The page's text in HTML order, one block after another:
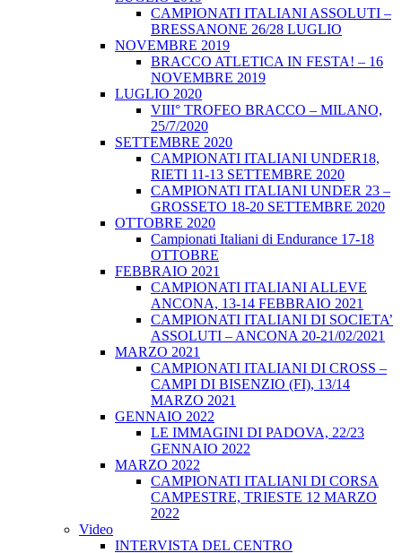
CAMPIONATI ITALIANI ASSOLUTI –
BRESSANONE 26/28 LUGLIO
NOVEMBRE 2019
BRACCO ATLETICA IN FESTA! – 16
NOVEMBRE 2019
LUGLIO 2020
VIII° TROFEO BRACCO – MILANO,
25/7/2020
SETTEMBRE 2020
CAMPIONATI ITALIANI UNDER18,
RIETI 11-13 SETTEMBRE 2020
CAMPIONATI ITALIANI UNDER 23 –
GROSSETO 18-20 SETTEMBRE 2020
OTTOBRE 2020
Campionati Italiani di Endurance 17-18
OTTOBRE
FEBBRAIO 2021
CAMPIONATI ITALIANI ALLEVE
ANCONA, 13-14 FEBBRAIO 2021
CAMPIONATI ITALIANI DI SOCIETA’
ASSOLUTI – ANCONA 20-21/02/2021
MARZO 2021
CAMPIONATI ITALIANI DI CROSS –
CAMPI DI BISENZIO (FI), 13/14
MARZO 2021
GENNAIO 2022
LE IMMAGINI DI PADOVA, 22/23
GENNAIO 2022
MARZO 2022
CAMPIONATI ITALIANI DI CORSA
CAMPESTRE, TRIESTE 12 MARZO
2022
Video
INTERVISTA DEL CENTRO